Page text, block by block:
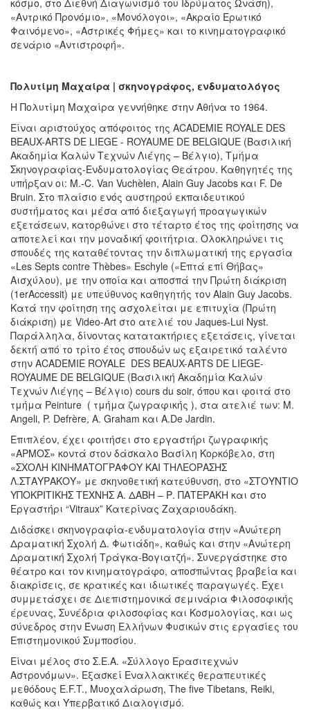
«Αντρικό Προνόμιο», «Μονόλογοι», «Ακραίο Ερωτικό
Φαινόμενο», «Αστρικές Φήμες» και το κινηματογραφικό
σενάριο «Αντιστροφή».
Πολυτίμη Μαχαίρα | σκηνογράφος, ενδυματολόγος
Η Πολυτίμη Μαχαίρα γεννήθηκε στην Αθήνα το 1964.
Είναι αριστούχος απόφοιτος της ACADEMIE ROYALE DES
BEAUX-ARTS DE LIEGE - ROYAUME DE BELGIQUE (Βασιλική
Ακαδημία Καλών Τεχνών Λιέγης – Βέλγιο), Τμήμα
Σκηνογραφίας-Ενδυματολογίας Θεάτρου. Καθηγητές της
υπήρξαν οι: M.-C. Van Vuchèlen, Alain Guy Jacobs και F. De
Bruin. Στο πλαίσιο ενός αυστηρού εκπαιδευτικού
συστήματος και μέσα από διεξαγωγή προαγωγικών
εξετάσεων, κατορθώνει στο τέταρτο έτος της φοίτησης να
αποτελεί και την μοναδική φοιτήτρια. Ολοκληρώνει τις
σπουδές της καταθέτοντας την διπλωματική της εργασία
«Les Septs contre Thèbes» Eschyle («Eπτά επί Θήβας»
Αισχύλου), με την οποία και αποσπά την Πρώτη διάκριση
(1erAccessit) με υπεύθυνος καθηγητής τον Αlain Guy Jacobs.
Κατά την φοίτηση της ασχολείται με επιτυχία (Πρώτη
διάκριση) με Video-Art στο ατελιέ του Jaques-Lui Nyst.
Παράλληλα, δίνοντας κατατακτήριες εξετάσεις, γίνεται
δεκτή από το τρίτο έτος σπουδών ως εξαιρετικό ταλέντο
στην ACADEMIE ROYALE DES BEAUX-ARTS DE LIEGE-
ROYAUME DE BELGIQUE (Βασιλική Ακαδημία Καλών
Τεχνών Λιέγης – Βέλγιο) cours du soir, όπου και φοιτά στο
τμήμα Peinture ( τμήμα ζωγραφικής ), στα ατελιέ των: Μ.
Αngeli, P. Defrère, A. Graham και A.De Jardin.
Επιπλέον, έχει φοιτήσει στο εργαστήρι ζωγραφικής
«ΑΡΜΟΣ» κοντά στον δάσκαλο Βασίλη Κορκόβελο, στη
«ΣΧΟΛΗ ΚΙΝΗΜΑΤΟΓΡΑΦΟΥ ΚΑΙ ΤΗΛΕΟΡΑΣΗΣ
Λ.ΣΤΑΥΡΑΚΟΥ» με σκηνοθετική κατεύθυνση, στο «ΣΤΟΥΝΤΙΟ
ΥΠΟΚΡΙΤΙΚΗΣ ΤΕΧΝΗΣ Α. ΔΑΒΗ – Ρ. ΠΑΤΕΡΑΚΗ και στο
Eργαστήρι “Vitraux” Κατερίνας Ζαχαριουδάκη.
Διδάσκει σκηνογραφία-ενδυματολογία στην «Ανώτερη
Δραματική Σχολή Δ. Φωτιάδη», καθώς και στην «Ανώτερη
Δραματική Σχολή Τράγκα-Βογιατζή». Συνεργάστηκε στο
θέατρο και τον κινηματογράφο, αποσπώντας βραβεία και
διακρίσεις, σε κρατικές και ιδιωτικές παραγωγές. Έχει
συμμετάσχει σε Διεπιστημονικά σεμινάρια Φιλοσοφικής
έρευνας, Συνέδρια φιλοσοφίας και Κοσμολογίας, και ως
σύνεδρος στην Ένωση Ελλήνων Φυσικών στις εργασίες του
Επιστημονικού Συμποσίου.
Είναι μέλος στο Σ.Ε.Α. «Σύλλογο Ερασιτεχνών
Αστρονόμων». Εξασκεί Εναλλακτικές θεραπευτικές
μεθόδους E.F.T., Μυοχαλάρωση, The five Tibetans, Reiki,
καθώς και Υπερβατικό Διαλογισμό.